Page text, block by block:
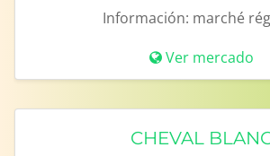
Información: marché
Ver mercado
CHEVAL